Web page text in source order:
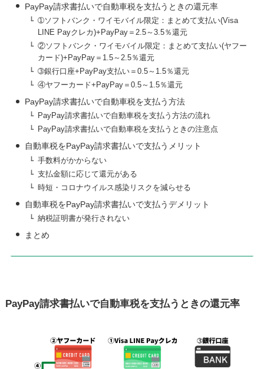
PayPay請求書払いで自動車税を支払うときの還元率
➀ソフトバンク・ワイモバイル限定：まとめて支払い(Visa
LINE Payクレカ)+PayPay＝2.5～3.5％還元
②ソフトバンク・ワイモバイル限定：まとめて支払い(ヤフー
カード)+PayPay＝1.5～2.5％還元
➂銀行口座+PayPay支払い＝0.5～1.5％還元
④ヤフーカード+PayPay＝0.5～1.5％還元
PayPay請求書払いで自動車税を支払う方法
PayPay請求書払いで自動車税を支払う方法の流れ
PayPay請求書払いで自動車税を支払うときの注意点
自動車税をPayPay請求書払いで支払うメリット
手数料がかからない
支払金額に応じて還元がある
時短・コロナウイルス感染リスクを減らせる
自動車税をPayPay請求書払いで支払うデメリット
納税証明書が発行されない
まとめ
PayPay請求書払いで自動車税を支払うときの還元率